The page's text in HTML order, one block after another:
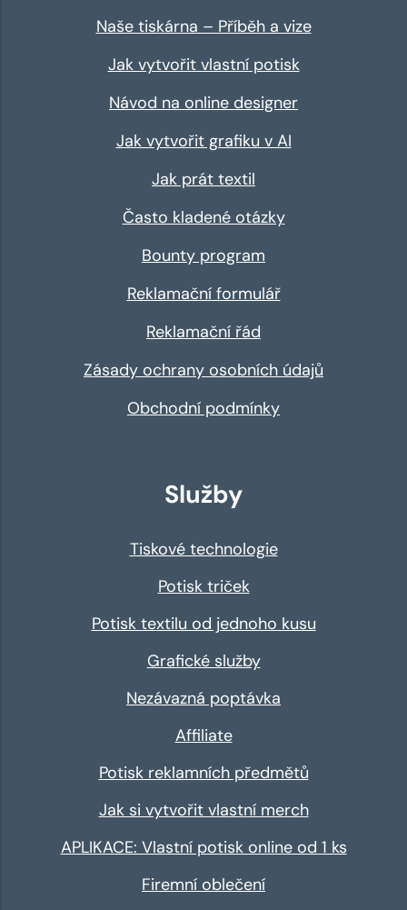
Naše tiskárna – Příběh a vize
Jak vytvořit vlastní potisk
Návod na online designer
Jak vytvořit grafiku v AI
Jak prát textil
Často kladené otázky
Bounty program
Reklamační formulář
Reklamační řád
Zásady ochrany osobních údajů
Obchodní podmínky
Služby
Tiskové technologie
Potisk triček
Potisk textilu od jednoho kusu
Grafické služby
Nezávazná poptávka
Affiliate
Potisk reklamních předmětů
Jak si vytvořit vlastní merch
APLIKACE: Vlastní potisk online od 1 ks
Firemní oblečení